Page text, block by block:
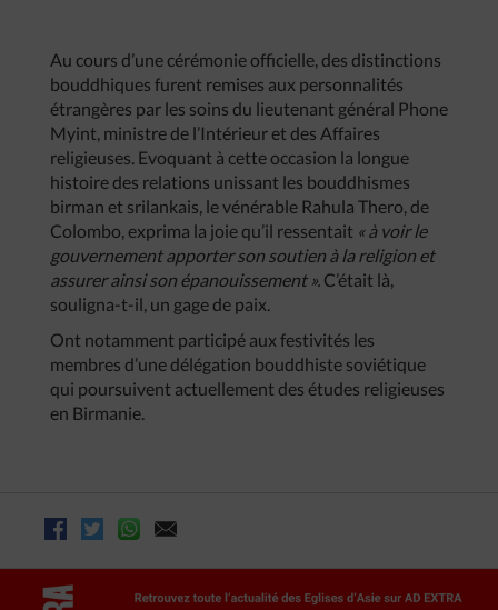
Au cours d’une cérémonie officielle, des distinctions
bouddhiques furent remises aux personnalités
étrangères par les soins du lieutenant général Phone
Myint, ministre de l’Intérieur et des Affaires
religieuses. Evoquant à cette occasion la longue
histoire des relations unissant les bouddhismes
birman et srilankais, le vénérable Rahula Thero, de
Colombo, exprima la joie qu’il ressentait « à voir le
gouvernement apporter son soutien à la religion et
assurer ainsi son épanouissement ». C’était là,
souligna-t-il, un gage de paix.
Ont notamment participé aux festivités les
membres d’une délégation bouddhiste soviétique
qui poursuivent actuellement des études religieuses
en Birmanie.